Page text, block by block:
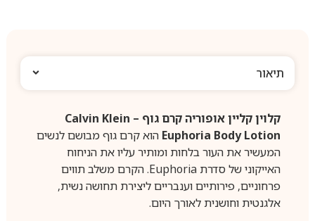
תיאור
קלוין קליין אופוריה קרם גוף – Calvin Klein
Euphoria Body Lotionהוא קרם גוף מבושם לנשים
המעשיר את העור בלחות ומותיר עליו את הניחוח
האייקוני של סדרת Euphoria. הקרם משלב תווים
פרחוניים, פירותיים וענבריים ליצירת תחושה נשית,
אלגנטית וחושנית לאורך היום.